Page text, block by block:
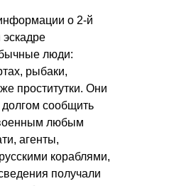
о 2-й
эскадре
люди:
рыбаки,
проститутки. Они
сообщить
любым
агенты,
кораблями,
получали